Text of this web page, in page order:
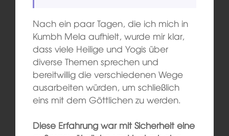
Nach ein paar Tagen, die ich mich in
Kumbh Mela aufhielt, wurde mir klar,
dass viele Heilige und Yogis über
diverse Themen sprechen und
bereitwillig die verschiedenen Wege
ausarbeiten würden, um schließlich
eins mit dem Göttlichen zu werden.
Diese Erfahrung war mit Sicherheit eine